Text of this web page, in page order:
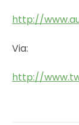
http://
Via:
http://